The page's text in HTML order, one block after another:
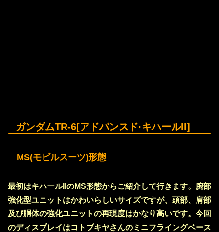
ガンダムTR-6[アドバンスド·キハールII]
MS(モビルスーツ)形態
最初はキハールIIのMS形態からご紹介して行きます。腕部
強化型ユニットはかわいらしいサイズですが、頭部、肩部
及び胴体の強化ユニットの再現度はかなり高いです。今回
のディスプレイはコトブキヤさんのミニフライングベース